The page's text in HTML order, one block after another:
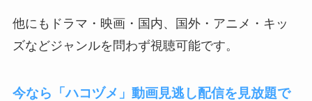
他にもドラマ・映画・国内、国外・アニメ・キッ
ズなどジャンルを問わず視聴可能です。
今なら「ハコヅメ」動画見逃し配信を見放題で